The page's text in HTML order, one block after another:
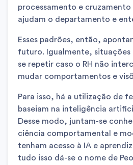
processamento e cruzamento
ajudam o departamento e
Esses padrões, então,
futuro. Igualmente, situações
se repetir caso o RH não
mudar comportamentos e
Para isso, há a utilização de
baseiam na inteligência
Desse modo, juntam-se
ciência comportamental e
tenham acesso à IA e
tudo isso dá-se o nome de